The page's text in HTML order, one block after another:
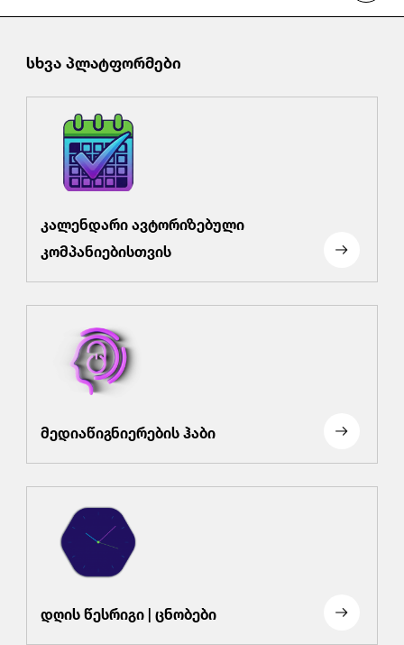
სხვა პლატფორმები
კალენდარი ავტორიზებული
კომპანიებისთვის
მედიაწიგნიერების ჰაბი
დღის წესრიგი | ცნობები